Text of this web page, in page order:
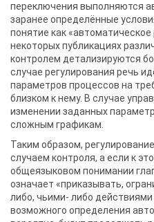
переключения выполняются
заранее определённые
понятие как «автоматическое
некоторых публикациях
контролем детализируются
случае регулирования речь
параметров процессов на
близком к нему. В случае
изменении заданных
сложным графикам.
Таким образом,
случаем контроля, а если к
общеязыковом понимании
означает «приказывать,
либо, чьими- либо
возможного определения